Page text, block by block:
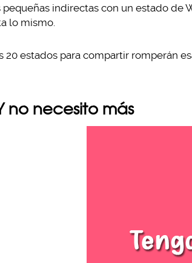
pequeñas indirectas con un estado de
lo mismo.
20 estados para compartir romperán
no necesito más